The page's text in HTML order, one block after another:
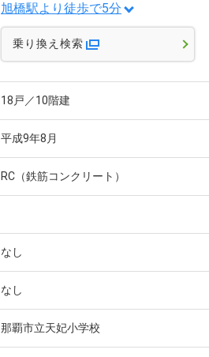
旭橋駅より徒歩で5分
乗り換え検索
18戸／10階建
平成9年8月
RC（鉄筋コンクリート）
なし
なし
那覇市立天妃小学校